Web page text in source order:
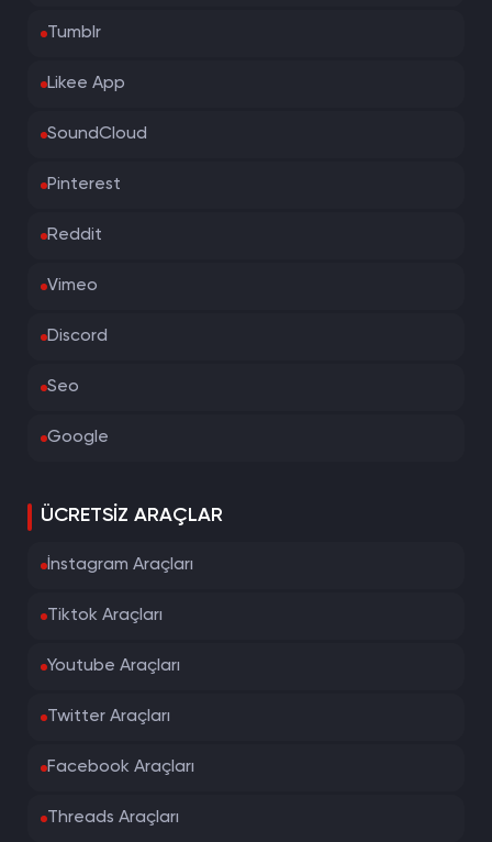
Tumblr
Likee App
SoundCloud
Pinterest
Reddit
Vimeo
Discord
Seo
Google
ÜCRETSIZ ARAÇLAR
İnstagram Araçları
Tiktok Araçları
Youtube Araçları
Twitter Araçları
Facebook Araçları
Threads Araçları